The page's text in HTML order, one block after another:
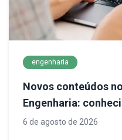
engenharia
Novos conteúdos
Engenharia:
decisões mais
6 de agosto de 2026